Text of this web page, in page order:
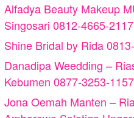
Alfadya Beauty Makeup
Singosari 0812-4665-2117
Shine Bridal by Rida
Danadipa Weedding –
Kebumen 0877-3253-1157
Jona Oemah Manten –